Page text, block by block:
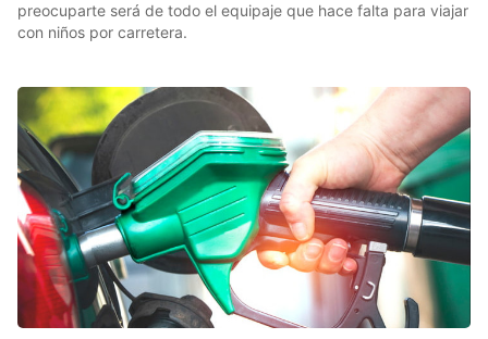
preocuparte será de todo el equipaje que hace falta para viajar
con niños por carretera.